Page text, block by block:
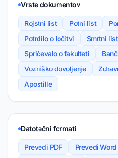
Vrste dokumentov
Rojstni list Potni list
Potrdilo o ločitvi
Smrtni list
Spričevalo o fakulteti
Vozniško dovoljenje
Apostille
Datotečni formati
Prevedi PDF
Prevedi